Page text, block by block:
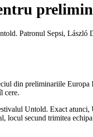
Patronul Sepsi,
din preliminariile
cere.
Untold. Exact
secund trimitea